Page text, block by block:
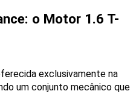
o Motor 1.6 T-
exclusivamente na
um conjunto mecânico que